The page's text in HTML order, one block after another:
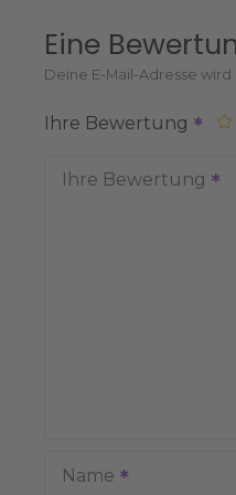
Eine
Deine E-Mail-Adresse
Ihre Bewertung
Ihre Bewertung
Name